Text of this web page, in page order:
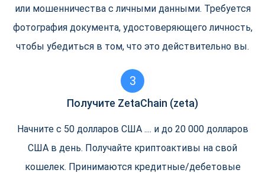
или мошенничества с личными данными. Требуется
фотография документа, удостоверяющего личность,
чтобы убедиться в том, что это действительно вы.
3
Получите ZetaChain (zeta)
Начните с 50 долларов США .... и до 20 000 долларов
США в день. Получайте криптоактивы на свой
кошелек. Принимаются кредитные/дебетовые